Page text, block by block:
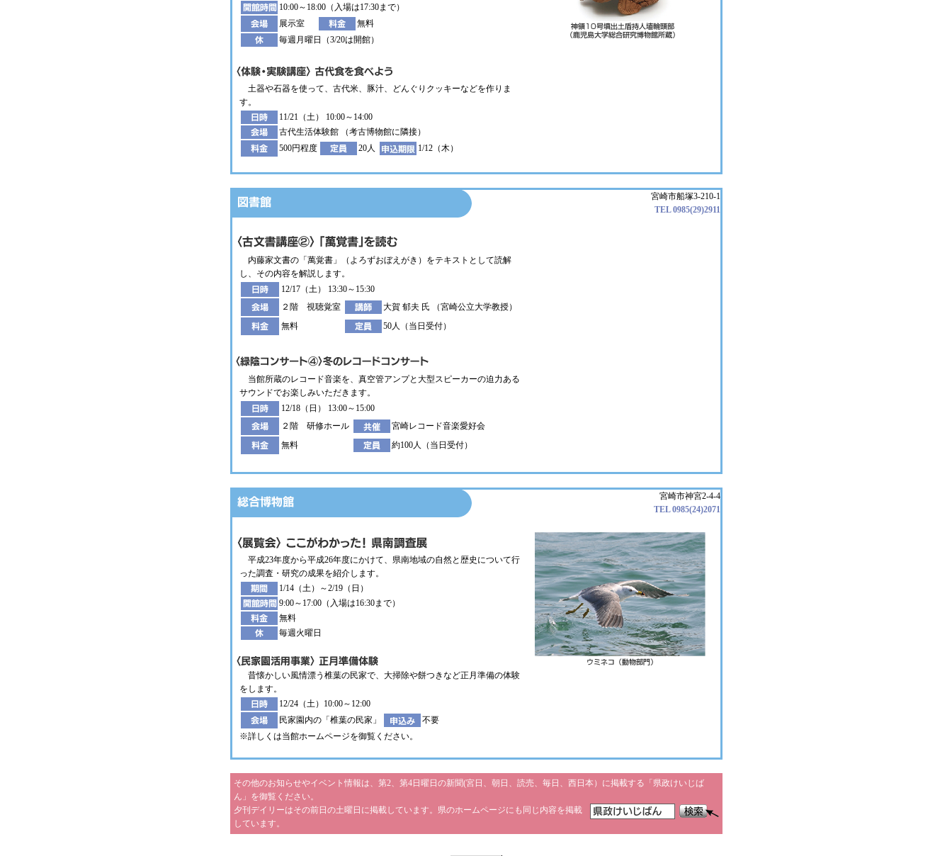
10:00～18:00（入場は17:30まで）
展示室
無料
毎週月曜日（3/20は開館）
土器や石器を使って、古代米、豚汁、どんぐりクッキーなどを作りま
す。
11/21（土） 10:00～14:00
古代生活体験館 （考古博物館に隣接）
500円程度
20人 1/12（木）
宮崎市船塚3-210-1
TEL 0985(29)2911
内藤家文書の「萬覚書」（よろずおぼえがき）をテキストとして読解
し、その内容を解説します。
12/17（土） 13:30～15:30
２階 視聴覚室
大賀 郁夫 氏 （宮崎公立大学教授）
無料
50人（当日受付）
当館所蔵のレコード音楽を、真空管アンプと大型スピーカーの迫力ある
サウンドでお楽しみいただきます。
12/18（日） 13:00～15:00
２階 研修ホール
宮崎レコード音楽愛好会
無料
約100人（当日受付）
宮崎市神宮2-4-4
TEL 0985(24)2071
平成23年度から平成26年度にかけて、県南地域の自然と歴史について行
った調査・研究の成果を紹介します。
1/14（土）～2/19（日）
9:00～17:00（入場は16:30まで）
無料
毎週火曜日
昔懐かしい風情漂う椎葉の民家で、大掃除や餅つきなど正月準備の体験
をします。
12/24（土）10:00～12:00
民家園内の「椎葉の民家」
不要
※詳しくは当館ホームページを御覧ください。
その他のお知らせやイベント情報は、第2、第4日曜日の新聞(宮日、朝日、読売、毎日、西日本）に掲載する「県政けいじば
ん」を御覧ください。
夕刊デイリーはその前日の土曜日に掲載しています。県のホームページにも同じ内容を掲載
しています。